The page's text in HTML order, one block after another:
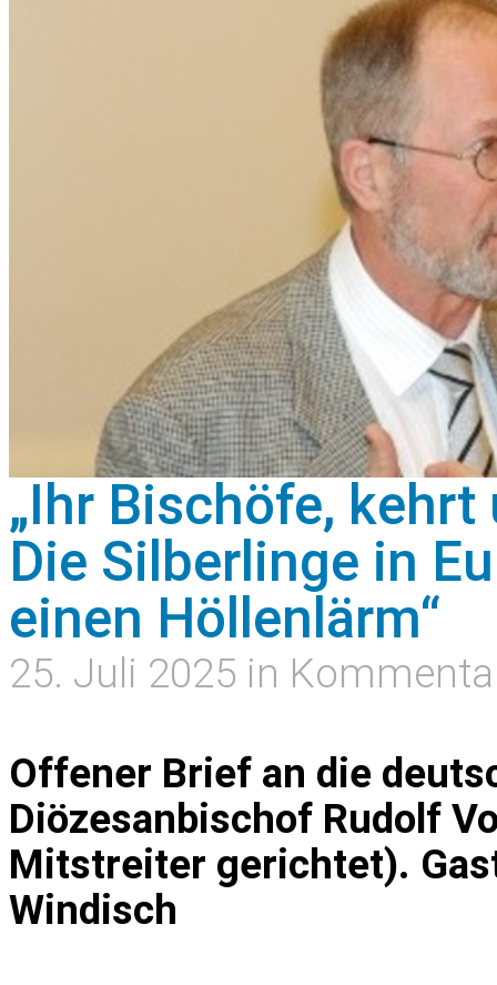
„Ihr Bischöfe,
Die Silberlinge in
einen Höllenlärm“
25. Juli 2025 in
Offener Brief an die
Diözesanbischof Rudolf
Mitstreiter gerichtet).
Windisch